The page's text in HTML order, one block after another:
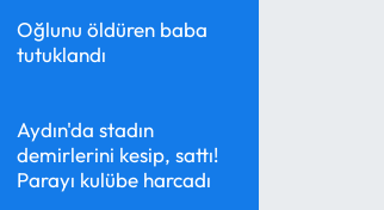
Oğlunu öldüren baba
tutuklandı
Aydın'da stadın
demirlerini kesip, sattı!
Parayı kulübe harcadı